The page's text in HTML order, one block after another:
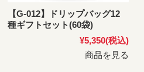
【G-012】ドリップバッグ12
種ギフトセット(60袋)
¥5,350(税込)
商品を見る